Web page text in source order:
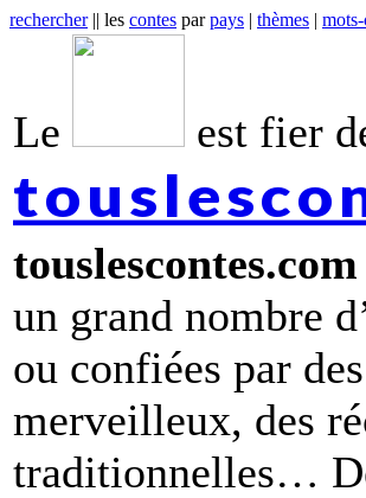
rechercher|| les contes parpays | thèmes |
Le est fier
touslescontes.com
un grand nombre
ou confiées par
merveilleux, des
traditionnelles…